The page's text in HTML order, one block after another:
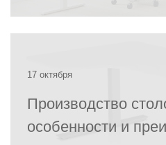
17 октября
Производство
особенности и